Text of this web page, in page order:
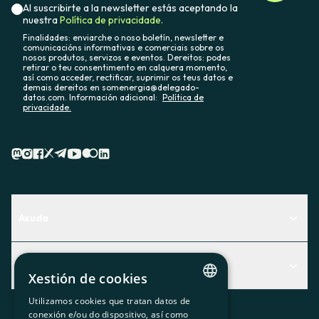
el correo electrónico que proporciones durante el
formulario de contratación.
Si tienes alguna duda, reclamación, error o problema,
puedescontactar con nosotros.
Al suscribirte a la newsletter estás aceptando la
nuestraPolítica de privacidade.
Finalidades: enviarche o noso boletín, newsletter e
comunicacións informativas e comerciais sobre os
nosos produtos, servizos e eventos. Dereitos: podes
retirar o teu consentimento en calquera momento,
así como acceder, rectificar, suprimir os teus datos e
demais dereitos en somenergia@delegado-
datos.com. Información adicional: Política de
privacidade.
Descubre qué servicio te encaja mejor
Contacto
Actualidad
CATALAN
Xestión de cookies
Utilizamos cookies que tratan datos de
conexión e/ou do dispositivo, así como